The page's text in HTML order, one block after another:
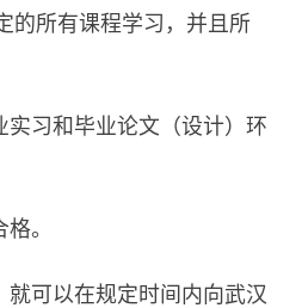
的所有课程学习，并且所
习和毕业论文（设计）环
。
可以在规定时间内向武汉